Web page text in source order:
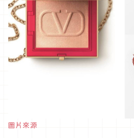
圖片來源